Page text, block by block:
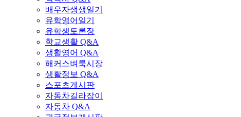
배우자생생일기
유학영어일기
유학생토론장
학교생활 Q&A
생활영어 Q&A
해커스벼룩시장
생활정보 Q&A
스포츠게시판
자동차길라잡이
자동차 Q&A